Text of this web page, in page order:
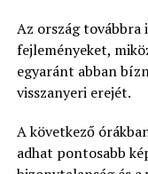
Az ország továbbra
fejleményeket,
egyaránt abban
visszanyeri erejét.
A következő
adhat pontosabb